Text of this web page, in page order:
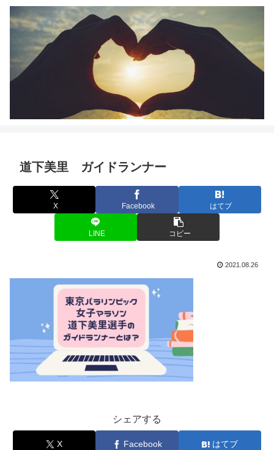
道下美里 ガイドランナー
X Facebook はてブ
LINE コピー
2021.08.26
シェアする
X Facebook はてブ